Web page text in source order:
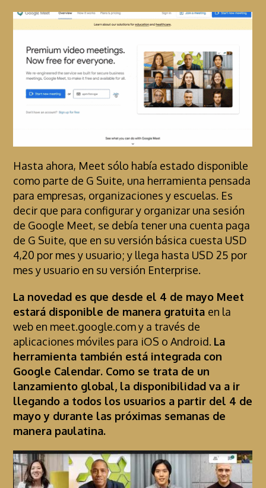
Hasta ahora, Meet sólo había estado disponible
como parte de G Suite, una herramienta pensada
para empresas, organizaciones y escuelas. Es
decir que para configurar y organizar una sesión
de Google Meet, se debía tener una cuenta paga
de G Suite, que en su versión básica cuesta USD
4,20 por mes y usuario; y llega hasta USD 25 por
mes y usuario en su versión Enterprise.
La novedad es que desde el 4 de mayo Meet
estará disponible de manera gratuita en la
web en meet.google.com y a través de
aplicaciones móviles para iOS o Android. La
herramienta también está integrada con
Google Calendar. Como se trata de un
lanzamiento global, la disponibilidad va a ir
llegando a todos los usuarios a partir del 4 de
mayo y durante las próximas semanas de
manera paulatina.